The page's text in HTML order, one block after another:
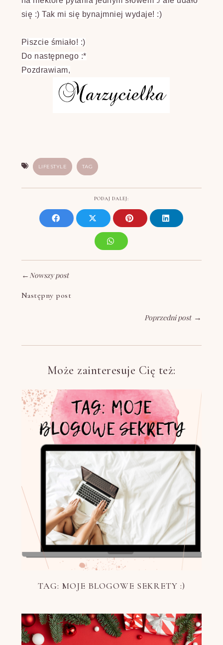
się :) Tak mi się bynajmniej wydaje! :)
Piszcie śmiało! :)
Do następnego :*
Pozdrawiam,
LIFESTYLE TAG
PODAJ DALEJ:
← Nowszy post
Następny post
Poprzedni post→
Może zainteresuje Cię też:
TAG: MOJE BLOGOWE SEKRETY :)